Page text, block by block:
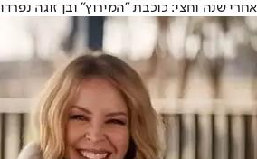
אחרי שנה וחצי: כוכבת "המירוץ" ובן זוגה נפרדו